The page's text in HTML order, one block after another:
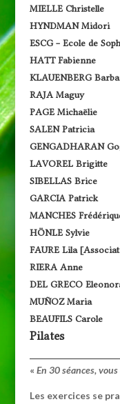
MIELLE Christelle
HYNDMAN Midori
ESCG – Ecole de
HATT Fabienne
KLAUENBERG
RAJA Maguy
PAGE Michaëlie
SALEN Patricia
GENGADHARAN
LAVOREL Brigitte
SIBELLAS Brice
GARCIA Patrick
MANCHES
HÖNLE Sylvie
FAURE Lila
RIERA Anne
DEL GRECO
MUÑOZ Maria
BEAUFILS Carole
Pilates
« En 30 séances,
Les exercices se